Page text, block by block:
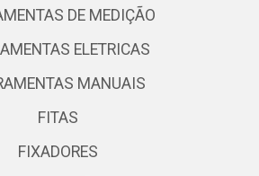
DE MEDIÇÃO
ELETRICAS
MANUAIS
FITAS
FIXADORES